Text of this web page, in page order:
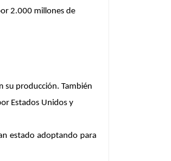
2.000 millones de
su producción. También
Estados Unidos y
estado adoptando para